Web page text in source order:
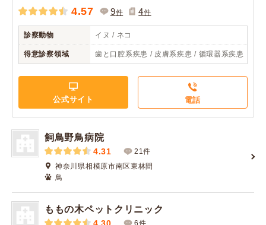
4.57 9件 4件
診察動物 イヌ / ネコ
得意診察領域 歯と口腔系疾患 / 皮膚系疾患 / 循環器系疾患
公式サイト 電話
飼鳥野鳥病院
4.31
21件
神奈川県相模原市南区東林間
鳥
ももの木ペットクリニック
6件